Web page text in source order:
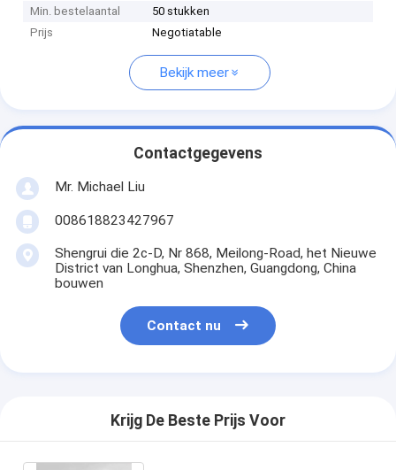
Min. bestelaantal
50 stukken
Prijs
Negotiatable
Bekijk meer
Contactgegevens
Mr. Michael Liu
008618823427967
Shengrui die 2c-D, Nr 868, Meilong-Road, het Nieuwe
District van Longhua, Shenzhen, Guangdong, China
bouwen
Contact nu
Krijg De Beste Prijs Voor